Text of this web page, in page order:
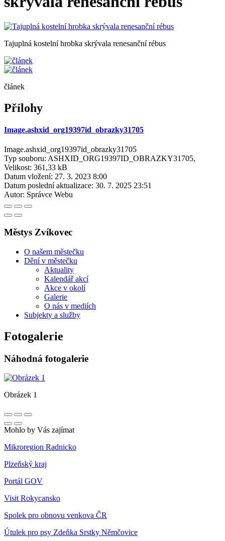
Tajuplná kostelní hrobka skrývala renesanční rébus
článek
Přílohy
Image.ashxid_org19397id_obrazky31705
Image.ashxid_org19397id_obrazky31705
Typ souboru: ASHXID_ORG19397ID_OBRAZKY31705,
Velikost: 361,33 kB
Datum vložení: 27. 3. 2023 8:00
Datum poslední aktualizace: 30. 7. 2025 23:51
Autor: Správce Webu
Městys Zvíkovec
O našem městečku
Dění v městečku
Aktuality
Kalendář akcí
Akce v okolí
Galerie
O nás v mediích
Subjekty a služby
Fotogalerie
Náhodná fotogalerie
Obrázek 1
Mohlo by Vás zajímat
Mikroregion Radnicko
Plzeňský kraj
Portál GOV
Visit Rokycansko
Spolek pro obnovu venkova ČR
Útulek pro psy Zdeňka Srstky Němčovice